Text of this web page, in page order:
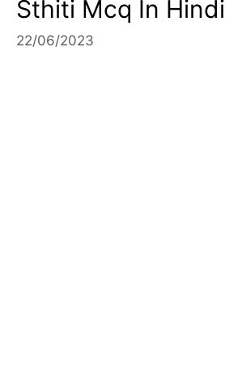
Sthiti Mcq In Hindi
22/06/2023